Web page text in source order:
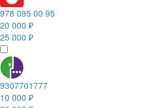
978 095 00 95
20 000 ₽
25 000 ₽
9307701777
10 000 ₽